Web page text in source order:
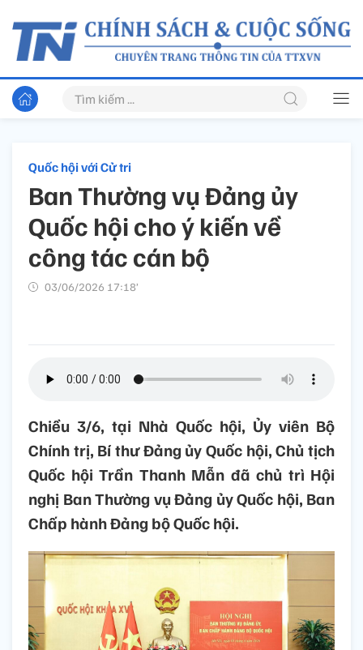
Quốc hội với Cử tri
Ban Thường vụ Đảng ủy
Quốc hội cho ý kiến về
công tác cán bộ
03/06/2026 17:18’
Chiều 3/6, tại Nhà Quốc hội, Ủy viên Bộ
Chính trị, Bí thư Đảng ủy Quốc hội, Chủ tịch
Quốc hội Trần Thanh Mẫn đã chủ trì Hội
nghị Ban Thường vụ Đảng ủy Quốc hội, Ban
Chấp hành Đảng bộ Quốc hội.